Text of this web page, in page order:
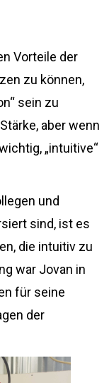
Vorteile der
zu können,
sein zu
aber wenn
„intuitive“
und
sind, ist es
die intuitiv zu
war Jovan in
für seine
der